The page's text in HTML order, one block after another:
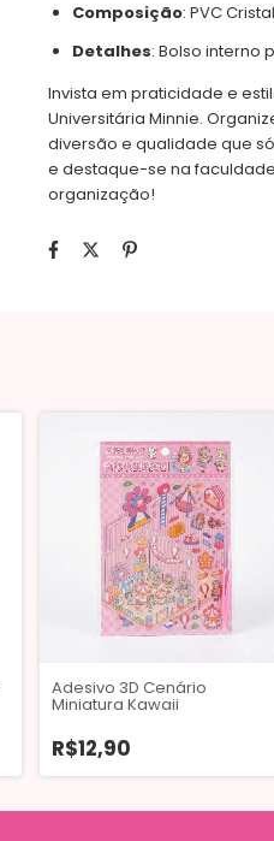
Composição: PVC Cristal
Detalhes: Bolso interno
Invista em praticidade e
Universitária Minnie.
diversão e qualidade que
e destaque-se na
organização!
Adesivo 3D Cenário
Miniatura Kawaii
R$12,90